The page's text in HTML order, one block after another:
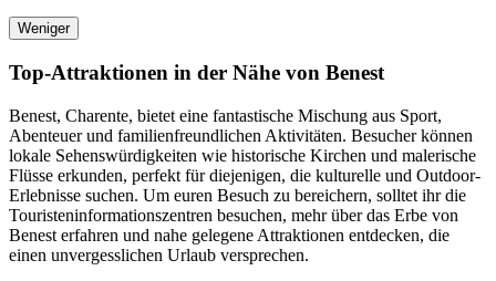
Weniger
Top-Attraktionen in der Nähe von Benest
Benest, Charente, bietet eine fantastische Mischung aus Sport,
Abenteuer und familienfreundlichen Aktivitäten. Besucher können
lokale Sehenswürdigkeiten wie historische Kirchen und malerische
Flüsse erkunden, perfekt für diejenigen, die kulturelle und Outdoor-
Erlebnisse suchen. Um euren Besuch zu bereichern, solltet ihr die
Touristeninformationszentren besuchen, mehr über das Erbe von
Benest erfahren und nahe gelegene Attraktionen entdecken, die
einen unvergesslichen Urlaub versprechen.